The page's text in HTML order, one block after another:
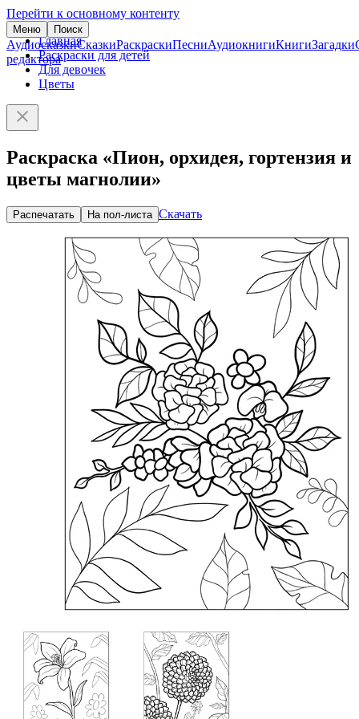
Перейти к основному контенту
Меню Поиск
АудиосказкиСказкиРаскраскиПесниАудиокнигиКнигиЗагадки
редактора
Главная
Раскраски для детей
Для девочек
Цветы
Раскраска «Пион, орхидея, гортензия и
цветы магнолии»
Распечатать На пол-листа Скачать